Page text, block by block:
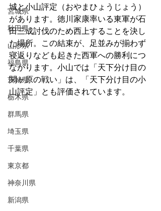
宮城県
秋田県
山形県
福島県
茨城県
栃木県
群馬県
埼玉県
千葉県
東京都
神奈川県
新潟県
城と小山評定（おやまひょうじょう）
があります。徳川家康率いる東軍が石
田三成討伐のため西上することを決し
た場所。この結束が、足並みが揃わず
寝返りなども起きた西軍への勝利につ
ながります。小山では「天下分け目の
関ヶ原の戦い」は、「天下分け目の小
山評定」とも評価されています。